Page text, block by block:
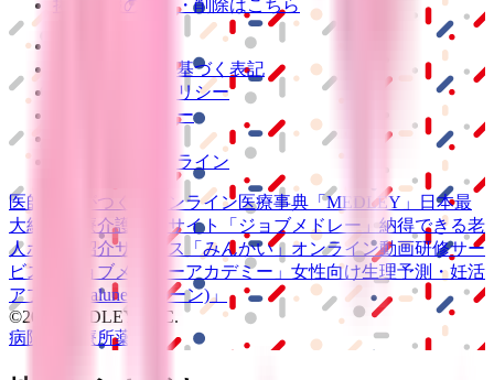
掲載情報の修正・削除はこちら
特定商取引法に基づく表記
プライバシーポリシー
外部送信ポリシー
ロゴ利用ガイドライン
医師たちがつくる オンライン医療事典 「MEDLEY」
日本最
大級の
医療介護求人サイト 「ジョブメドレー」 納得できる老
人ホーム紹介サービス
「みんかい」 オンライン動画研修サー
ビス
「ジョブメドレーアカデミー」 女性向け生理予測・妊活
アプリ
「Lalune(ラルーン)」
©2016 MEDLEY, INC.
病院・診療所薬局